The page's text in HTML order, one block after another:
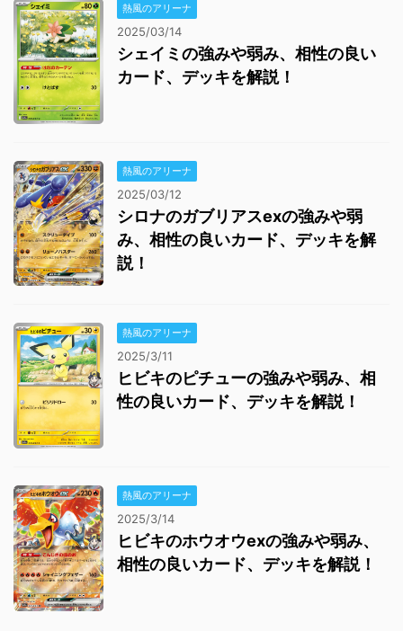
熱風のアリーナ
2025/03/14
シェイミの強みや弱み、相性の良い
カード、デッキを解説！
熱風のアリーナ
2025/03/12
シロナのガブリアスexの強みや弱
み、相性の良いカード、デッキを解
説！
熱風のアリーナ
2025/3/11
ヒビキのピチューの強みや弱み、相
性の良いカード、デッキを解説！
熱風のアリーナ
2025/3/14
ヒビキのホウオウexの強みや弱み、
相性の良いカード、デッキを解説！